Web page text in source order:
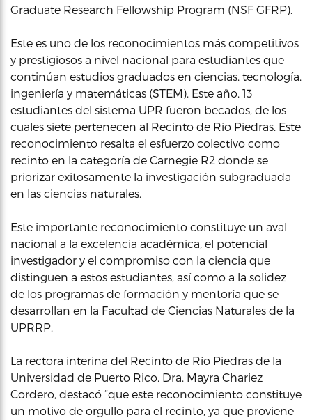
Graduate Research Fellowship Program (NSF GFRP).
Este es uno de los reconocimientos más competitivos
y prestigiosos a nivel nacional para estudiantes que
continúan estudios graduados en ciencias, tecnología,
ingeniería y matemáticas (STEM). Este año, 13
estudiantes del sistema UPR fueron becados, de los
cuales siete pertenecen al Recinto de Rio Piedras. Este
reconocimiento resalta el esfuerzo colectivo como
recinto en la categoría de Carnegie R2 donde se
priorizar exitosamente la investigación subgraduada
en las ciencias naturales.
Este importante reconocimiento constituye un aval
nacional a la excelencia académica, el potencial
investigador y el compromiso con la ciencia que
distinguen a estos estudiantes, así como a la solidez
de los programas de formación y mentoría que se
desarrollan en la Facultad de Ciencias Naturales de la
UPRRP.
La rectora interina del Recinto de Río Piedras de la
Universidad de Puerto Rico, Dra. Mayra Chariez
Cordero, destacó “que este reconocimiento constituye
un motivo de orgullo para el recinto, ya que proviene